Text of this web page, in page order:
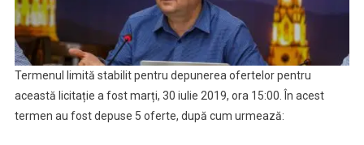
Termenul limită stabilit pentru depunerea ofertelor pentru
această licitație a fost marți, 30 iulie 2019, ora 15:00. În acest
termen au fost depuse 5 oferte, după cum urmează: